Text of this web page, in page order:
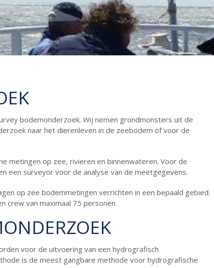
bodemonderzoek. Wij nemen grondmonsters uit de
naar het dierenleven in de zeebodem of voor de
metingen op zee, rivieren en binnenwateren. Voor de
een surveyor voor de analyse van de meetgegevens.
op zee bodemmetingen verrichten in een bepaald gebied.
crew van maximaal 75 personen.
voor de uitvoering van een hydrografisch
is de meest gangbare methode voor hydrografische